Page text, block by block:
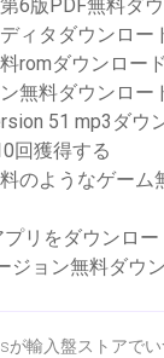
6版PDF無料ダ
ィタダウンロー
romダウンロー
無料ダウンロー
51 mp3ダウ
回獲得する
のようなゲーム
プリをダウンロー
ジョン無料ダウ
が輸入盤ストアで